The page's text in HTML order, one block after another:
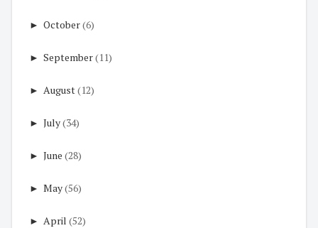
► October(6)
► September(11)
► August(12)
► July(34)
► June (28)
► May(56)
► April (52)